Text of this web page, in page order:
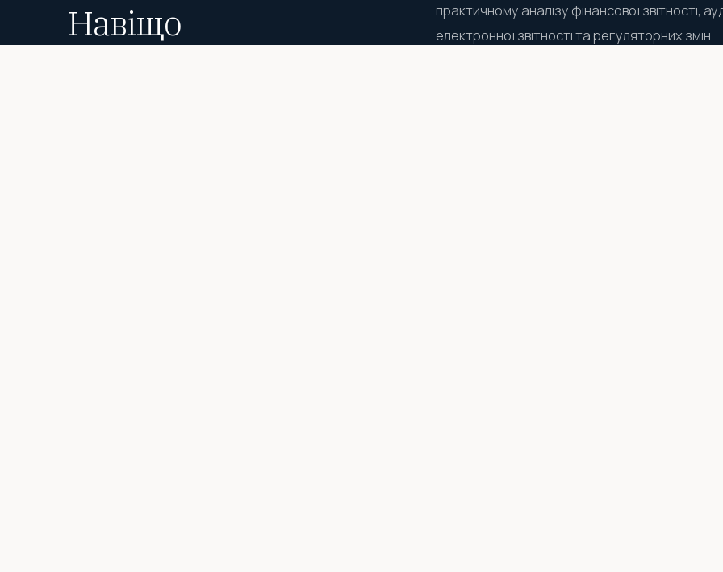
Навіщо
практичному аналізу фінансової звітності,
електронної звітності та регуляторних змін.